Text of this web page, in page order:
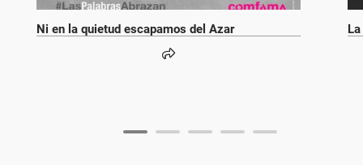
Ni en la quietud escapamos del Azar